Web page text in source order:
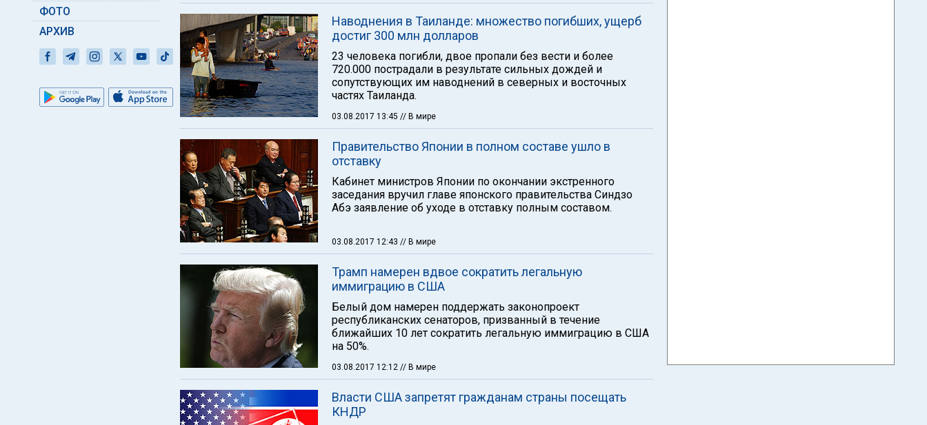
ФОТО
АРХИВ
Наводнения в Таиланде: множество погибших, ущерб
достиг 300 млн долларов
23 человека погибли, двое пропали без вести и более
720.000 пострадали в результате сильных дождей и
сопутствующих им наводнений в северных и восточных
частях Таиланда.
03.08.2017 13:45 // В мире
Правительство Японии в полном составе ушло в
отставку
Кабинет министров Японии по окончании экстренного
заседания вручил главе японского правительства Синдзо
Абэ заявление об уходе в отставку полным составом.
03.08.2017 12:43 // В мире
Трамп намерен вдвое сократить легальную
иммиграцию в США
Белый дом намерен поддержать законопроект
республиканских сенаторов, призванный в течение
ближайших 10 лет сократить легальную иммиграцию в США
на 50%.
03.08.2017 12:12 // В мире
Власти США запретят гражданам страны посещать
КНДР